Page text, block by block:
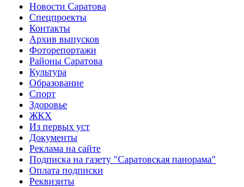
Новости Саратова
Спецпроекты
Контакты
Архив выпусков
Фоторепортажи
Районы Саратова
Культура
Образование
Спорт
Здоровье
ЖКХ
Из пеpвых уст
Документы
Реклама на сайте
Подписка на газету "Саратовская панорама"
Оплата подписки
Реквизиты